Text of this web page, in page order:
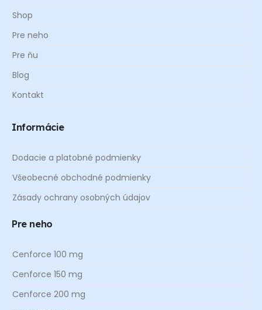
Shop
Pre neho
Pre ňu
Blog
Kontakt
Informácie
Dodacie a platobné podmienky
Všeobecné obchodné podmienky
Zásady ochrany osobných údajov
Pre neho
Cenforce 100 mg
Cenforce 150 mg
Cenforce 200 mg